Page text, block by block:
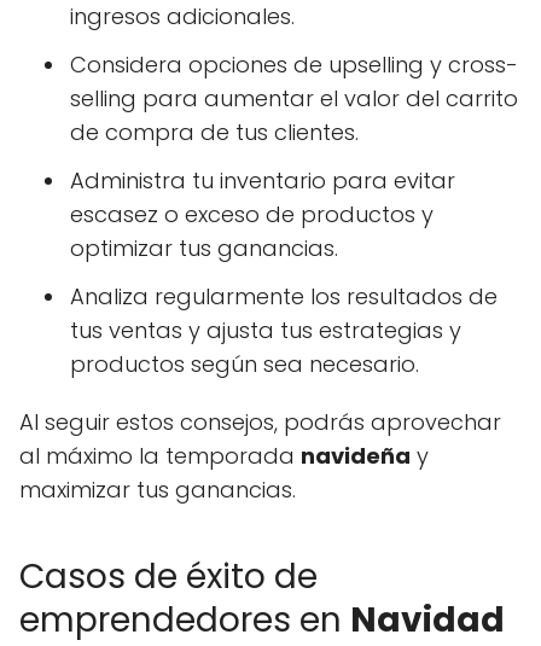
ingresos adicionales.
Considera opciones de upselling y cross-
selling para aumentar el valor del carrito
de compra de tus clientes.
Administra tu inventario para evitar
escasez o exceso de productos y
optimizar tus ganancias.
Analiza regularmente los resultados de
tus ventas y ajusta tus estrategias y
productos según sea necesario.
Al seguir estos consejos, podrás aprovechar
al máximo la temporada navideña y
maximizar tus ganancias.
Casos de éxito de
emprendedores en Navidad